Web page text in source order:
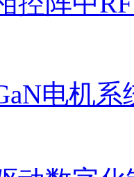
电机